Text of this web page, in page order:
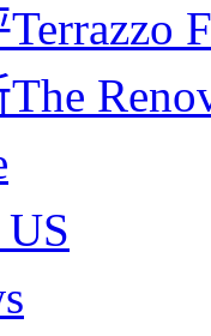
Terrazzo
The